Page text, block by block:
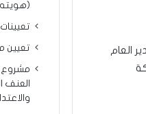
العام
تعيين
العنف